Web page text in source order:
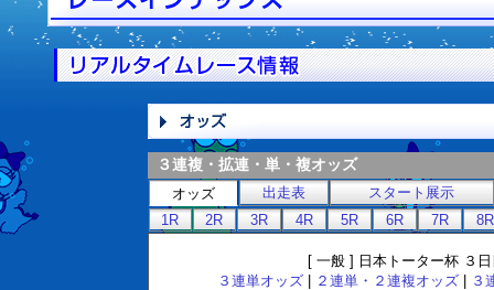
３連複・拡連・単・複オッズ
オッズ 出走表
スタート展示
1R
2R 3R 4R 5R 6R 7R 8R
[ 一般 ] 日本トーター杯 ３
３連単オッズ| ２連単・２連複オッズ|
３